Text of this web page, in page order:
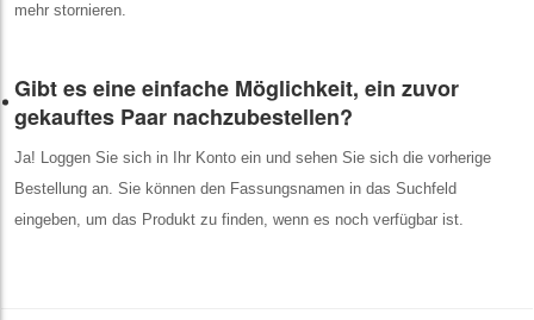
mehr stornieren.
Gibt es eine einfache Möglichkeit, ein zuvor
gekauftes Paar nachzubestellen?
Ja! Loggen Sie sich in Ihr Konto ein und sehen Sie sich die vorherige
Bestellung an. Sie können den Fassungsnamen in das Suchfeld
eingeben, um das Produkt zu finden, wenn es noch verfügbar ist.